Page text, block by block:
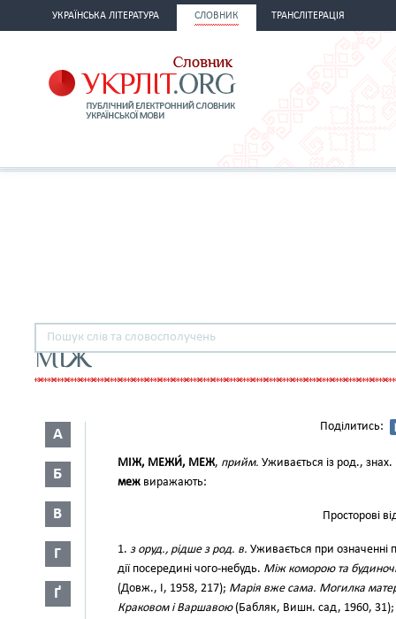
УКРАЇНСЬКА ЛІТЕРАТУРА СЛОВНИК ТРАНСЛІТЕРАЦІЯ
МІЖ
А
Б
В
Г
Ґ
Поділитись:
МІЖ, МЕЖИ́, МЕЖ, прийм. Уживається із род.,
меж виражають:
Просторові
1. з оруд., рідше з род. в. Уживається при означенні
дії посередині чого-небудь. Між коморою та
(Довж., І, 1958, 217); Марія вже сама. Могилка
Краковом і Варшавою(Бабляк, Вишн. сад, 1960, 31);